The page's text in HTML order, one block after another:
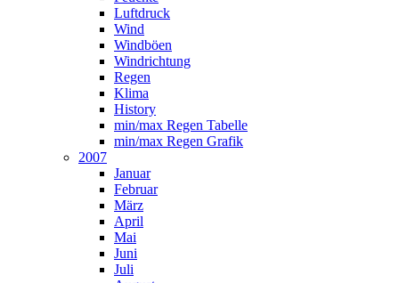
Luftdruck
Wind
Windböen
Windrichtung
Regen
Klima
History
min/max Regen Tabelle
min/max Regen Grafik
2007
Januar
Februar
März
April
Mai
Juni
Juli